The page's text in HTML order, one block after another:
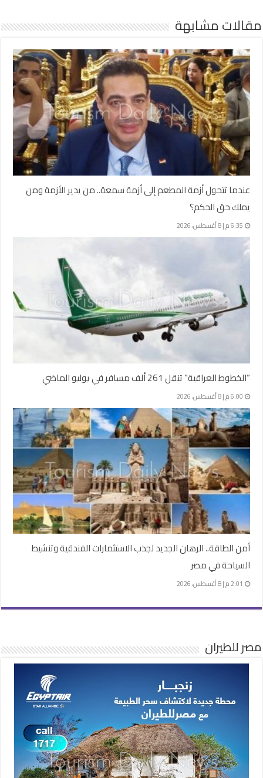
مقالات مشابهة
عندما تتحول أزمة المطعم إلى أزمة سمعة.. من يدير الأزمة ومن
يملك حق الحكم؟
6:35 م | 8 أغسطس، 2026
“الخطوط العراقية” تنقل 261 ألف مسافر في يوليو الماضي
6:00 م | 8 أغسطس، 2026
أمن الطاقة.. الرهان الجديد لجذب الاستثمارات الفندقية وتنشيط
السياحة في مصر
2:01 م | 8 أغسطس، 2026
مصر للطيران